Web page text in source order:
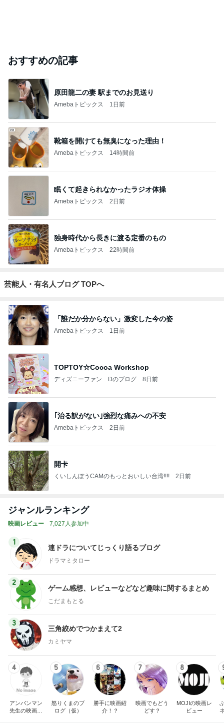
おすすめの記事
原田龍二の妻 駅までのお見送り
Amebaトピックス 1日前
靴箱を開けても無臭になった理由！
Amebaトピックス 14時間前
眠くて起きられなかったラジオ体操
Amebaトピックス 2日前
独身時代から長きに渡る定番のもの
Amebaトピックス 22時間前
芸能人・有名人ブログ TOPへ
「誰だか分からない」激変した今の姿
Amebaトピックス 1日前
TOPTOY☆Cocoa Workshop
ディズニーファン Dのブログ 8日前
｢治る訳がない｣強烈な痛みへの不安
Amebaトピックス 2日前
開卡
くいしんぼうCAMのもっとおいしい台湾!!!! 2日前
ジャンルランキング
映画レビュー 7,027人参加中
1
連ドラについてじっくり語るブログ
ドラマミタロー
2
ゲーム感想、レビューなどなど趣味に関するまとめ
こだまもとる
3
三角絞めでつかまえて2
カミヤマ
4
アンパンマン
先生の映画講
5
怒りくまのブ
ログ（仮）
6
勝手に映画紹
介！？
7
映画でもどう
どす？
8
MOJIの映画レ
ビュー